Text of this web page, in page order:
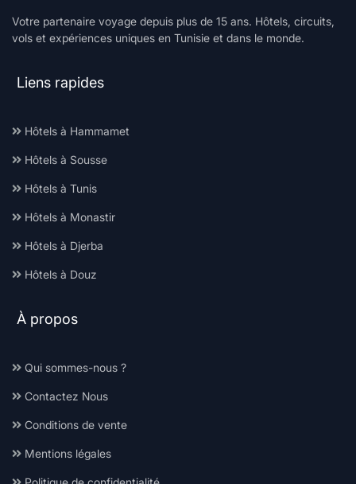
Votre partenaire voyage depuis plus de 15 ans. Hôtels, circuits,
vols et expériences uniques en Tunisie et dans le monde.
Liens rapides
Hôtels à Hammamet
Hôtels à Sousse
Hôtels à Tunis
Hôtels à Monastir
Hôtels à Djerba
Hôtels à Douz
À propos
Qui sommes-nous ?
Contactez Nous
Conditions de vente
Mentions légales